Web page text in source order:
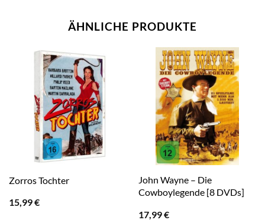
ÄHNLICHE PRODUKTE
Zorros Tochter
15,99€
John Wayne – Die
Cowboylegende [8 DVDs]
17,99€